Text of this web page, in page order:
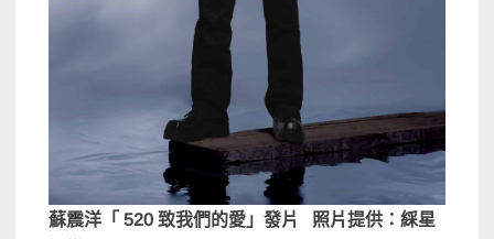
蘇震洋「 520 致我們的愛」發片 照片提供：綵星